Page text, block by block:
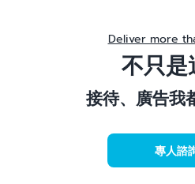
Deliver more
不只是
接待、廣告我
專人諮